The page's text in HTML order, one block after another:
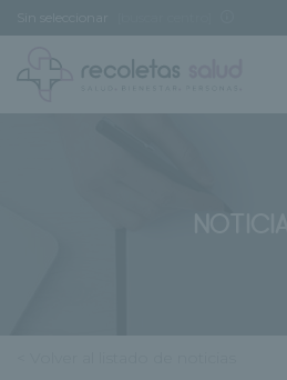
NOTICIAS